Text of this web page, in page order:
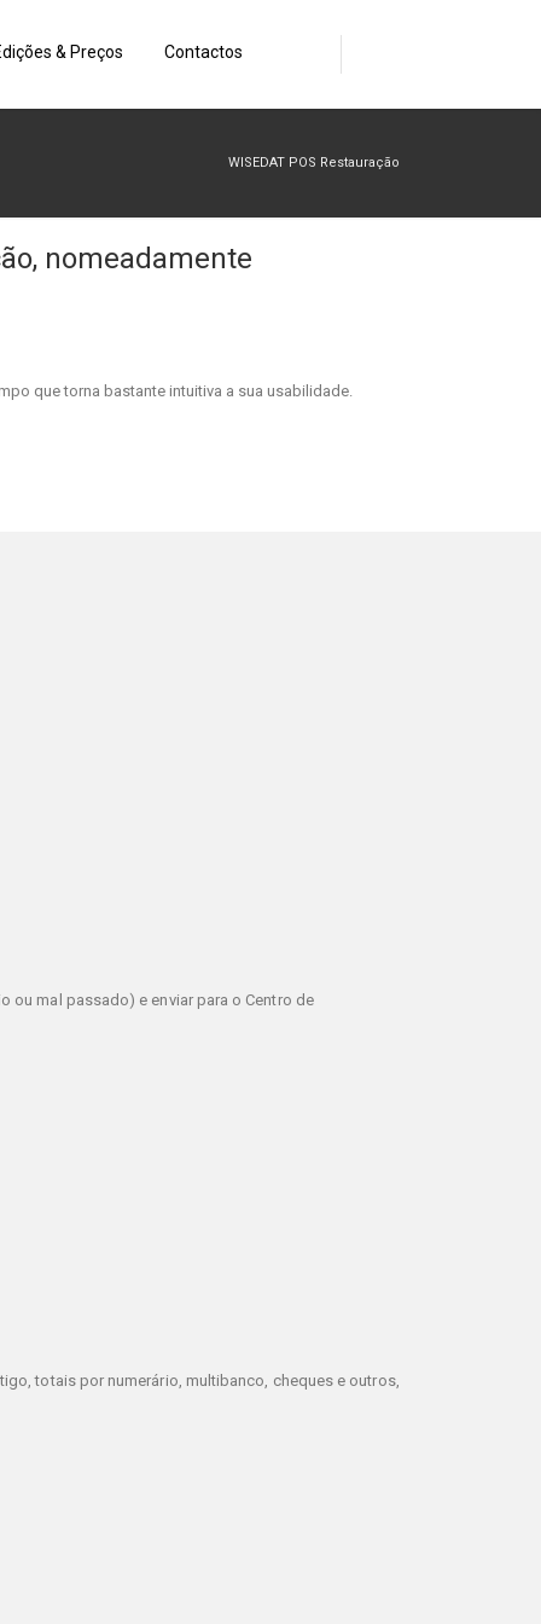
& Preços Contactos
WISEDAT POS Restauração
nomeadamente
que torna bastante intuitiva a sua usabilidade.
ou mal passado) e enviar para o Centro de
totais por numerário, multibanco, cheques e outros,